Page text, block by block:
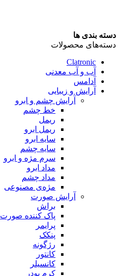
دسته بندی ها
دسته‌های محصولات
Clatronic
آب و آب معدنی
آدامس
آرایش و زیبایی
آرایش چشم و ابرو
خط چشم
ریمل
ریمل ابرو
سایه ابرو
سایه چشم
سرم مژه و ابرو
مداد ابرو
مداد چشم
مژه‌‌ی مصنوعی
آرایش صورت
براش
پاک کننده صورت
پرایمر
پنکک
رژگونه
کانتور
کانسیلر
کرم پودر